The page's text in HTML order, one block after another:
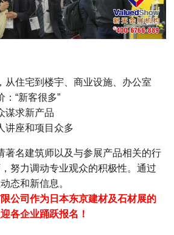
从住宅到楼宇、商业设施、办公室
“新客很多”
谋求新产品
讲座和项目众多
名建筑师以及与参展产品相关的行
努力调动专业观众的积极性。通过
态和新信息。
司作为日本东京建材及石材展的
各企业踊跃报名！